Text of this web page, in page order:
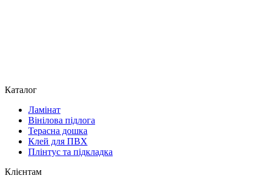
Каталог
Ламінат
Вінілова підлога
Терасна дошка
Клей для ПВХ
Плінтус та підкладка
Клієнтам